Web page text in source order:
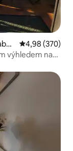
Průměrné
4,98 (370)
výhledem na